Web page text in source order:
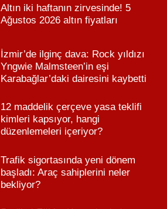
Altın iki haftanın zirvesinde! 5
Ağustos 2026 altın fiyatları
İzmir’de ilginç dava: Rock yıldızı
Yngwie Malmsteen’in eşi
Karabağlar’daki dairesini kaybetti
12 maddelik çerçeve yasa teklifi
kimleri kapsıyor, hangi
düzenlemeleri içeriyor?
Trafik sigortasında yeni dönem
başladı: Araç sahiplerini neler
bekliyor?